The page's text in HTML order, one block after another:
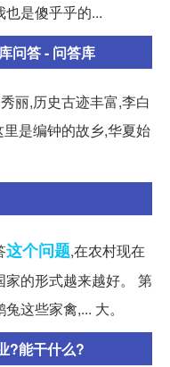
是傻乎乎的...
问答 - 问答库
丽,历史古迹丰富,李白
里是编钟的故乡,华夏始
这个问题,在农村现在
的形式越来越好。 第
这些家禽,... 大。
?能干什么?